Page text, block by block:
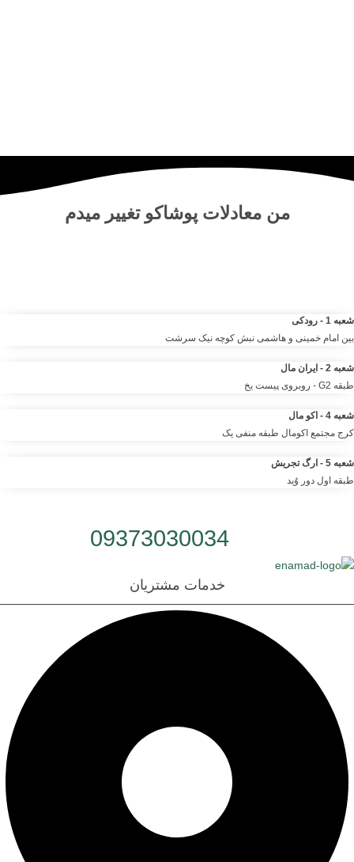
من معادلات پوشاکو تغییر میدم
شعبه 1 - رودکی
بین امام خمینی و هاشمی نبش کوچه نیک سرشت
شعبه 2 - ایران مال
طبقه G2 - روبروی پیست یخ
شعبه 4 - اکو مال
کرج مجتمع اکومال طبقه منفی یک
شعبه 5 - ارگ تجریش
طبقه اول دور وُید
09373030034
خدمات مشتریان